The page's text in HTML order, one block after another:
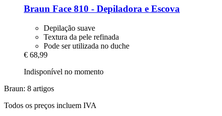
Braun Face 810 -​ Depiladora e Escova
Depilação suave
Textura da pele refinada
Pode ser utilizada no duche
€ 68,99
Indisponível no momento
Braun: 8 artigos
Todos os preços incluem IVA